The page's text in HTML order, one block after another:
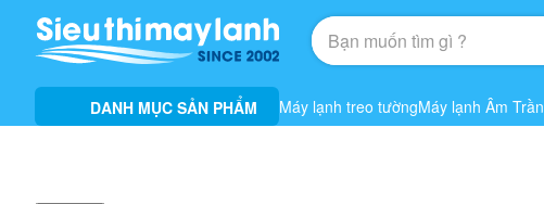
DANH MỤC SẢN PHẨM Máy lạnh treo tườngMáy lạnh Âm Trần